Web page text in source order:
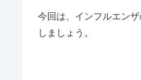
今回は、インフルエン
しましょう。